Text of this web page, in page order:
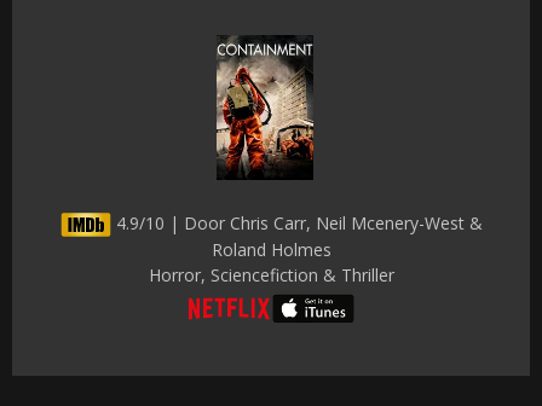
4.9/10 | Door Chris Carr, Neil Mcenery-West &
Roland Holmes
Horror, Sciencefiction & Thriller